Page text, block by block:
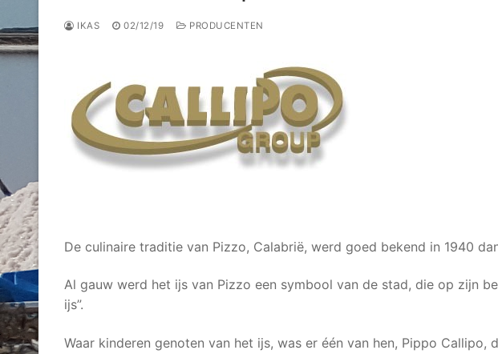
IKAS 02/12/19 PRODUCENTEN
De culinaire traditie van Pizzo, Calabrië, werd goed bekend in 1940
Al gauw werd het ijs van Pizzo een symbool van de stad, die op zijn
ijs”.
Waar kinderen genoten van het ijs, was er één van hen, Pippo